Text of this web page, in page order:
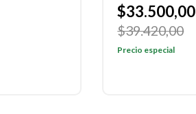
$33.500,00
$39.420,00
Precio especial